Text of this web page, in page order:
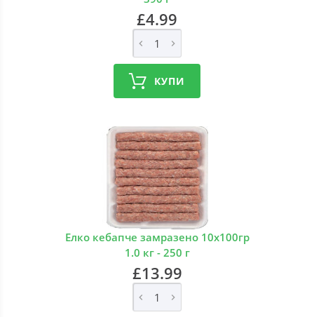
£4.99
КУПИ
Елко кебапче замразено 10х100гр
1.0 кг - 250 г
£13.99